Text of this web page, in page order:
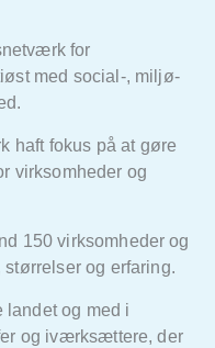
for
med social-, miljø-
haft fokus på at gøre
virksomheder og
150 virksomheder og
og erfaring.
landet og med i
og iværksættere, der